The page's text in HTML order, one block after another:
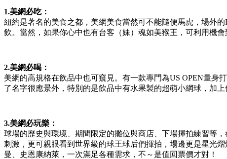
1.美網必吃：
紐約是著名的美食之都，美網美食當然可不能隨便馬虎，場外
飲。當然，如果你心中也有台客（妹）魂如美猴王，可利用機
2.美網必喝：
美網的高規格在飲品中也可窺見。有一款專門為US OPEN量身
了名字很應景外，特別的是飲品中有水果製的超萌小網球，加
3.美網必玩樂：
球場的歷史與環境、期間限定的攤位與商店、下場揮拍練習等
刺激，更可親眼看到世界級的球王球后們揮拍，場邊更是星光
曼、史恩康納萊，一次滿足各種需求，不～是值回票價才對！